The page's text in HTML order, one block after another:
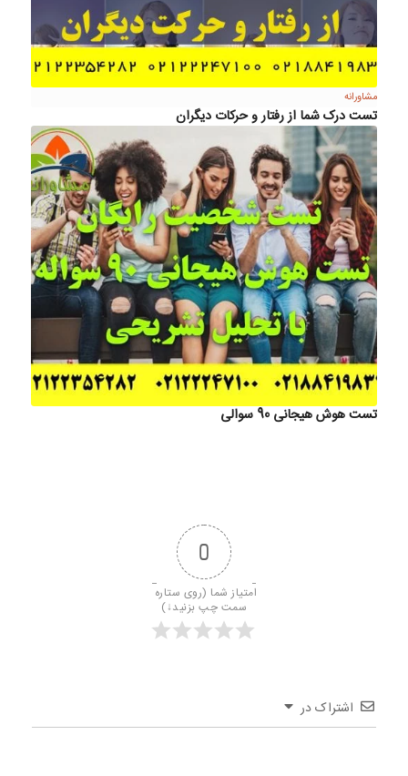
مشاورانه
تست درک شما از رفتار و حرکات دیگران
تست هوش هیجانی 90 سوالی
0
امتیاز شما (روی ستاره
سمت چپ بزنید↓)
اشتراک در